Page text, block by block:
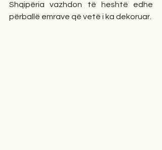
Shqipëria vazhdon të heshtë edhe
përballë emrave që vetë i ka dekoruar.